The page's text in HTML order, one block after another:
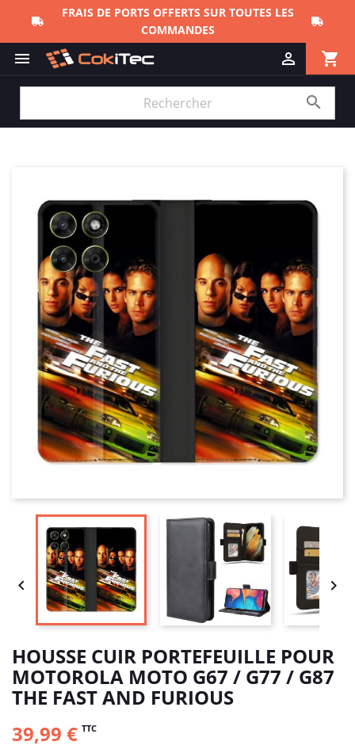
FRAIS DE PORTS OFFERTS SUR TOUTES LES
COMMANDES
 shopping_cart


 
HOUSSE CUIR PORTEFEUILLE POUR
MOTOROLA MOTO G67 / G77 / G87
THE FAST AND FURIOUS
39,99 € TTC